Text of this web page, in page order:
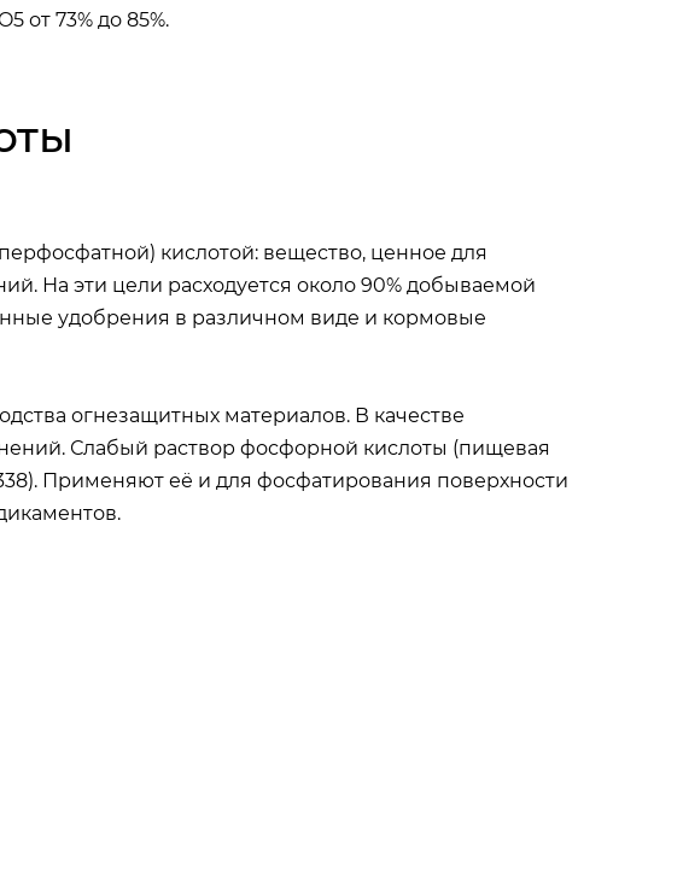
от 73% до 85%.
кислотой: вещество, ценное для
На эти цели расходуется около 90% добываемой
удобрения в различном виде и кормовые
огнезащитных материалов. В качестве
Слабый раствор фосфорной кислоты (пищевая
Применяют её и для фосфатирования поверхности